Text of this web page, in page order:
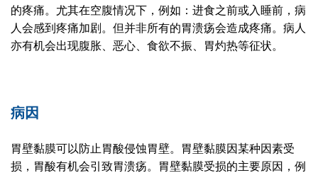
的疼痛。尤其在空腹情况下，例如：进食之前或入睡前，病
人会感到疼痛加剧。但并非所有的胃溃疡会造成疼痛。病人
亦有机会出现腹胀、恶心、食欲不振、胃灼热等征状。
病因
胃壁黏膜可以防止胃酸侵蚀胃壁。胃壁黏膜因某种因素受
损，胃酸有机会引致胃溃疡。胃壁黏膜受损的主要原因，例